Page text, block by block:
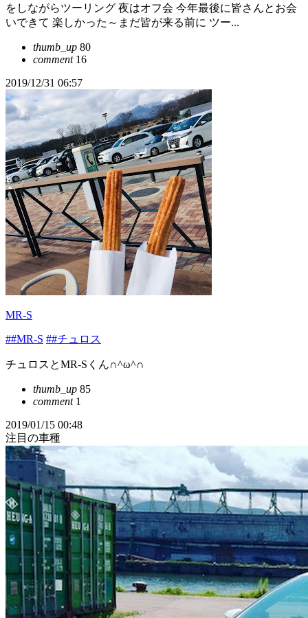
をしながらツーリング 夜はオフ会 今年最後に皆さんとお会
いできて 楽しかった～まだ皆が来る前に ツー...
thumb_up 80
comment16
2019/12/31 06:57
MR-S
##MR-S ##チュロス
チュロスとMR-Sくん∩^ω^∩
thumb_up 85
comment1
2019/01/15 00:48
注目の車種